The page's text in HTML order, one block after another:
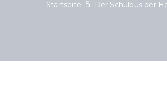
Startseite Der Schulbus der